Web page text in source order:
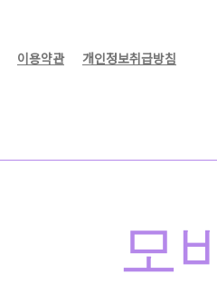
이용약관 개인정보취급방침
모